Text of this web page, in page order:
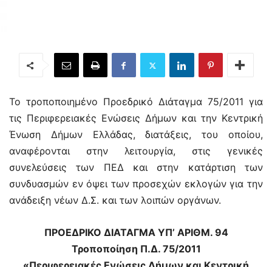
Το τροποποιημένο Προεδρικό Διάταγμα 75/2011 για
τις Περιφερειακές Ενώσεις Δήμων και την Κεντρική
Ένωση Δήμων Ελλάδας, διατάξεις, του οποίου,
αναφέρονται στην λειτουργία, στις γενικές
συνελεύσεις των ΠΕΔ και στην κατάρτιση των
συνδυασμών εν όψει των προσεχών εκλογών για την
ανάδειξη νέων Δ.Σ. και των λοιπών οργάνων.
ΠΡΟΕΔΡΙΚΟ ΔΙΑΤΑΓΜΑ ΥΠ’ ΑΡΙΘΜ. 94
Τροποποίηση Π.Δ. 75/2011